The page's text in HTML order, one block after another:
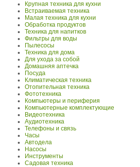
Крупная техника для кухни
Встраиваемая техника
Малая техника для кухни
Обработка продуктов
Техника для напитков
Фильтры для воды
Пылесосы
Техника для дома
Для ухода за собой
Домашняя аптечка
Посуда
Климатическая техника
Отопительная техника
Фототехника
Компьютеры и периферия
Компьютерные комплектующие
Видеотехника
Аудиотехника
Телефоны и связь
Часы
Автодела
Насосы
Инструменты
Садовая техника